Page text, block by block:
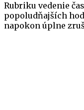
Rubriku vedenie
popoludňajších
napokon úplne